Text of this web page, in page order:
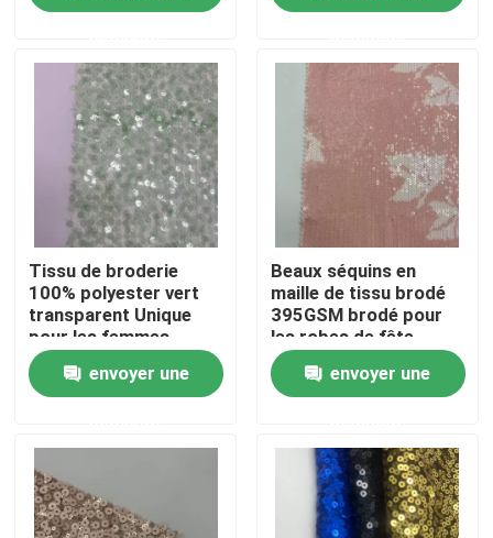
Produits
Vidéos
Terry Fabric français
Tissu visqueux de toile
Tissu de laine polaire
Tissus de broderie en coton
Tissu de broderie
100% polyester vert
transparent Unique
pour les femmes
envoyer une
Beaux séquins en
maille de tissu brodé
395GSM brodé pour
les robes de fête
envoyer une